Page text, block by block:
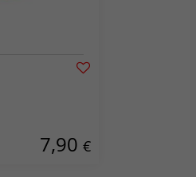
7,90 €